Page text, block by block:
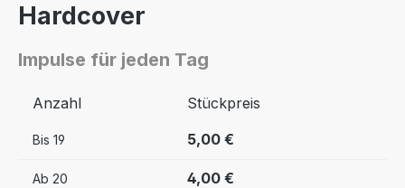
Hardcover
Impulse für jeden Tag
Anzahl Stückpreis
Bis 19 5,00 €
Ab 20 4,00 €